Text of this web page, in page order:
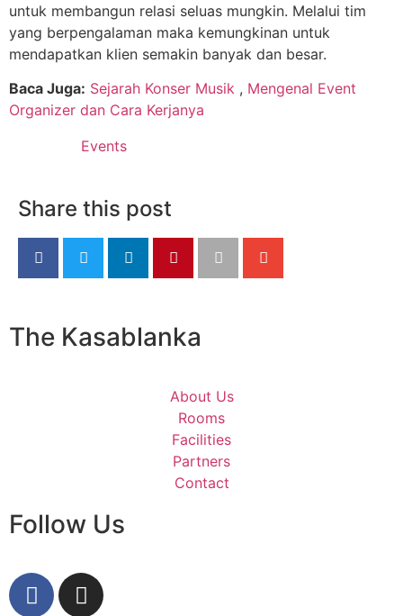
untuk membangun relasi seluas mungkin. Melalui tim
yang berpengalaman maka kemungkinan untuk
mendapatkan klien semakin banyak dan besar.
Baca Juga: Sejarah Konser Musik , Mengenal Event
Organizer dan Cara Kerjanya
Events
Share this post
The Kasablanka
About Us
Rooms
Facilities
Partners
Contact
Follow Us